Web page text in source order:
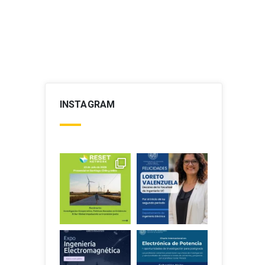
INSTAGRAM